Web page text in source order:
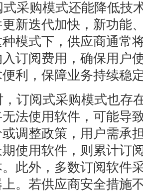
式采购模式还能降低技
新迭代加快，新功能
模式下，供应商通常
订阅费用，确保用户
利，保障业务持续稳
订阅式采购模式也存
法使用软件，可能导
调整政策，用户需承
使用软件，则累计订
此外，多数订阅软件
。若供应商安全措施